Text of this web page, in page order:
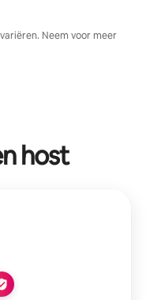
Neem voor meer
host